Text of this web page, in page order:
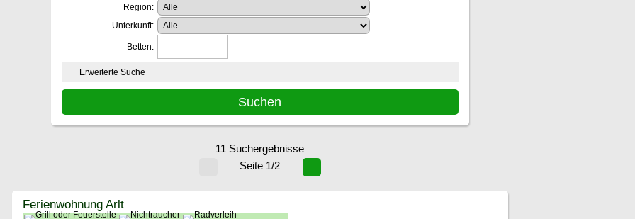
Region:
Unterkunft:
Betten:
Erweiterte Suche
11 Suchergebnisse
Seite 1/2
Ferienwohnung Arlt